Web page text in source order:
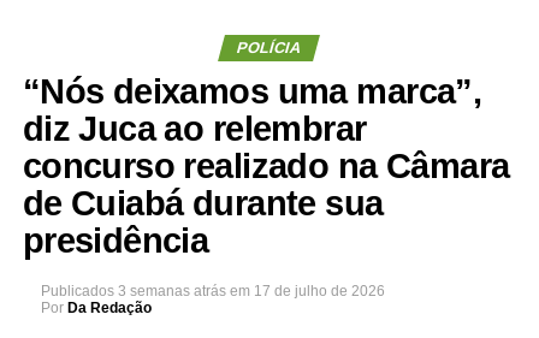
POLÍCIA
“Nós deixamos uma marca”,
diz Juca ao relembrar
concurso realizado na Câmara
de Cuiabá durante sua
presidência
Publicados 3 semanas atrás em 17 de julho de 2026
Por Da Redação